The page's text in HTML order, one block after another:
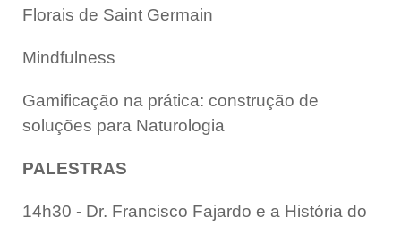
Florais de Saint Germain
Mindfulness
Gamificação na prática: construção de
soluções para Naturologia
PALESTRAS
14h30 - Dr. Francisco Fajardo e a História do